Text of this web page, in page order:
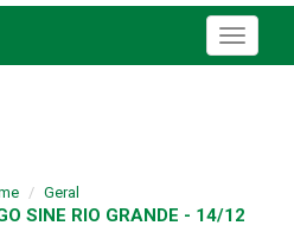
Toggle
Geral
SINE RIO GRANDE - 14/12